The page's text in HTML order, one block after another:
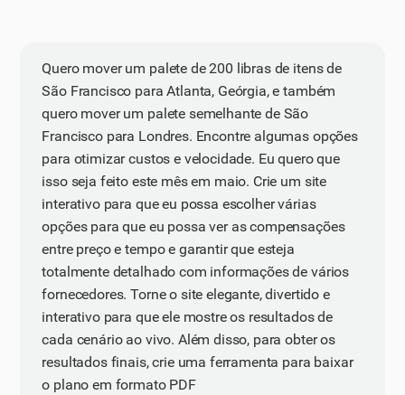
Quero mover um palete de 200 libras de itens de
São Francisco para Atlanta, Geórgia, e também
quero mover um palete semelhante de São
Francisco para Londres. Encontre algumas opções
para otimizar custos e velocidade. Eu quero que
isso seja feito este mês em maio. Crie um site
interativo para que eu possa escolher várias
opções para que eu possa ver as compensações
entre preço e tempo e garantir que esteja
totalmente detalhado com informações de vários
fornecedores. Torne o site elegante, divertido e
interativo para que ele mostre os resultados de
cada cenário ao vivo. Além disso, para obter os
resultados finais, crie uma ferramenta para baixar
o plano em formato PDF